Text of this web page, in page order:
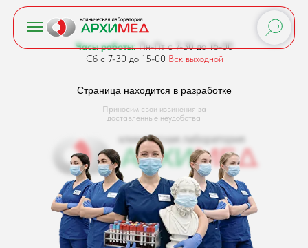
Часы работы:Пн-Пт с 7-30 до 16-00
Сб с 7-30 до 15-00 Вск выходной
Страница находится в разработке
Приносим свои извинения за
доставленные неудобства